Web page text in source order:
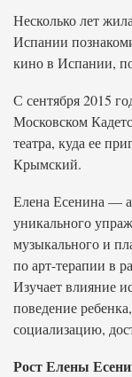
Несколько лет
Испании
кино в Испании,
С сентября 2015
Московском
театра, куда ее
Крымский.
Елена Есенина —
уникального
музыкального и
по арт-терапии в
Изучает влияние
поведение
социализацию,
Рост Елены